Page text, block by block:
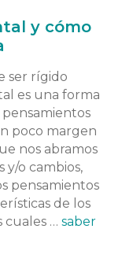
y cómo
ser rígido
es una forma
poco margen
nos abramos
y/o cambios,
pensamientos
de los
cuales … saber